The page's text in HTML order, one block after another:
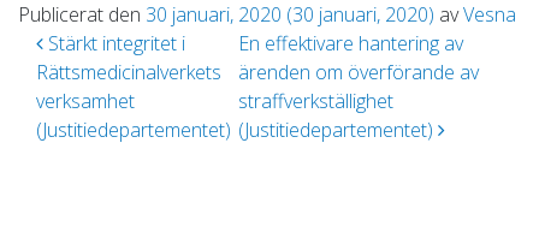
Publicerat den 30 januari, 2020 (30 januari, 2020) avVesna
Inläggsnavigering
Stärkt integritet i
Rättsmedicinalverkets
verksamhet
(Justitiedepartementet)
En effektivare hantering av
ärenden om överförande av
straffverkställighet
(Justitiedepartementet)